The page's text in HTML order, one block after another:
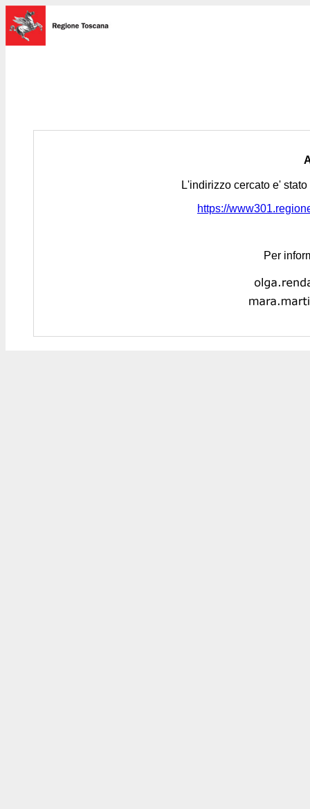
L'indirizzo cercato e'
https://
Per